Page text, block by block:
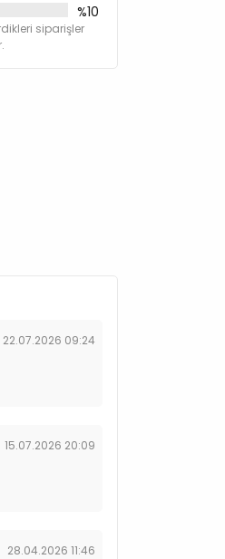
%10
siparişler
22.07.2026 09:24
15.07.2026 20:09
28.04.2026 11:46